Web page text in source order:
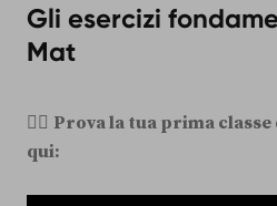
Gli esercizi
Mat
👉🏻 Prova la tua prima
qui: